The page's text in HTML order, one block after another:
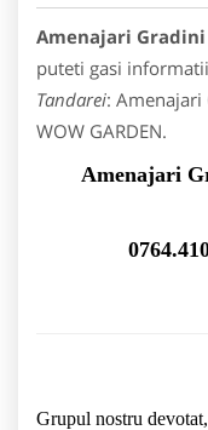
Amenajari
puteti gasi
Tandarei: Amenajari
WOW GARDEN.
Amenajari
Grupul nostru